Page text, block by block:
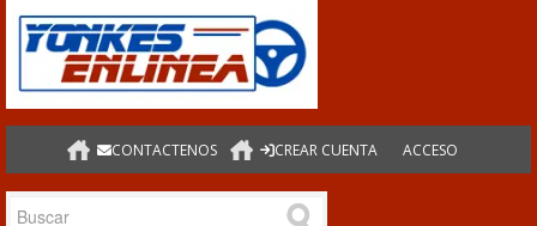
CONTACTENOS CREAR CUENTA ACCESO